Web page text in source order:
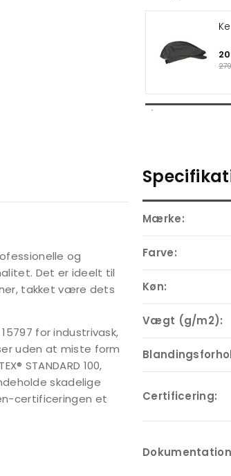
og
Det er ideelt til
takket være dets
for industrivask,
uden at miste form
STANDARD 100,
skadelige
certificeringen et
Mærke:
Farve:
Køn:
Vægt (g/m2):
Certificering: